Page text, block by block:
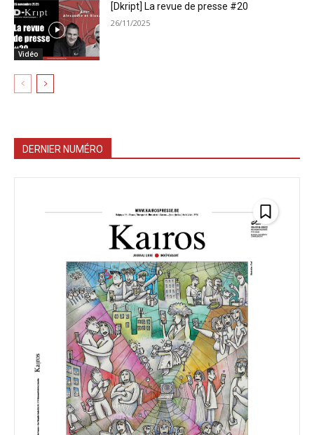
Vidéo
[Dkript] La revue de presse #20
26/11/2025
DERNIER NUMÉRO